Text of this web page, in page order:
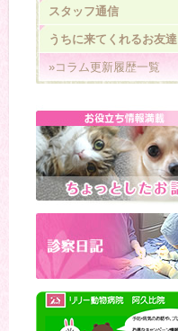
スタッフ通信
うちに来てくれるお友達
»コラム更新履歴一覧